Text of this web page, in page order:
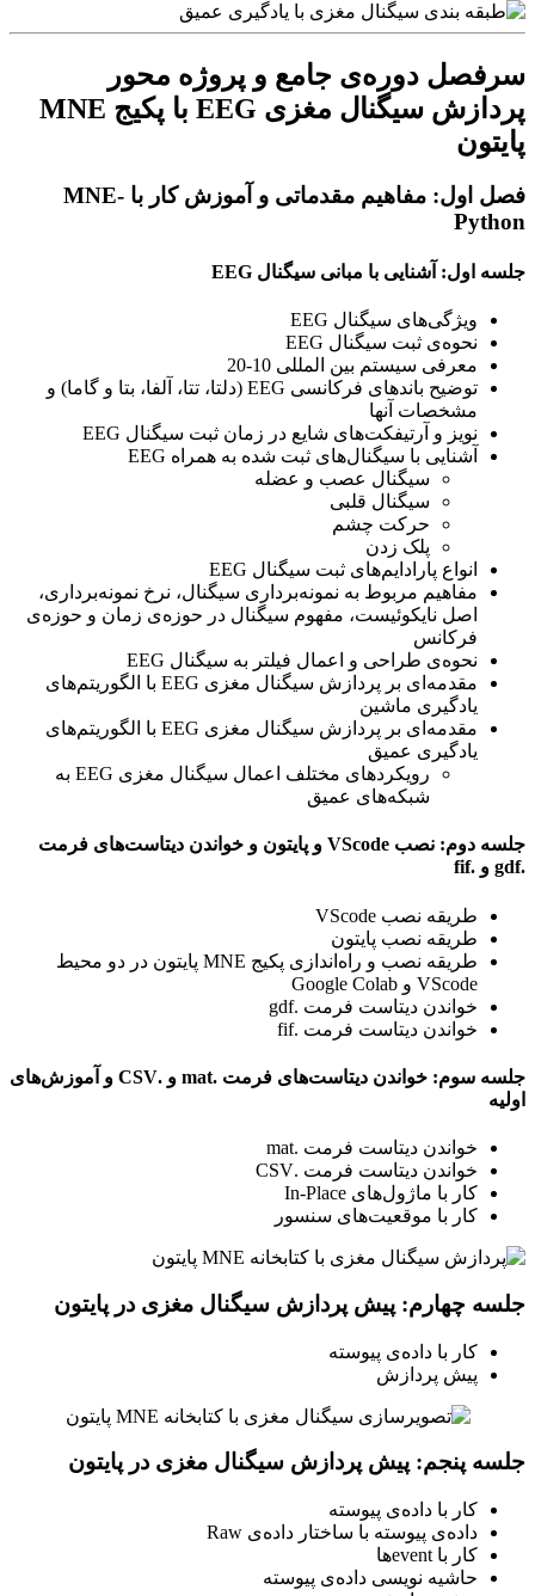
سرفصل دوره‌ی جامع و پروژه محور
پردازش سیگنال مغزی EEG با پکیج MNE
پایتون
فصل اول: مفاهیم مقدماتی و آموزش کار با MNE-
Python
جلسه اول: آشنایی با مبانی سیگنال EEG
ویژگی‌های سیگنال EEG
نحوه‌ی ثبت سیگنال EEG
معرفی سیستم بین المللی 10-20
توضیح باندهای فرکانسی EEG (دلتا، تتا، آلفا، بتا و گاما) و
مشخصات آنها
نویز و آرتیفکت‌های شایع در زمان ثبت سیگنال EEG
آشنایی با سیگنال‌های ثبت شده به همراه EEG
سیگنال عصب و عضله
سیگنال قلبی
حرکت چشم
پلک زدن
انواع پارادایم‌های ثبت سیگنال EEG
مفاهیم مربوط به نمونه‌برداری سیگنال، نرخ نمونه‌برداری،
اصل نایکوئیست، مفهوم سیگنال در حوزه‌ی زمان و حوزه‌ی
فرکانس
نحوه‌ی طراحی و اعمال فیلتر به سیگنال EEG
مقدمه‌ای بر پردازش سیگنال مغزی EEG با الگوریتم‌های
یادگیری ماشین
مقدمه‌ای بر پردازش سیگنال مغزی EEG با الگوریتم‌های
یادگیری عمیق
رویکردهای مختلف اعمال سیگنال مغزی EEG به
شبکه‌های عمیق
جلسه دوم: نصب VScode و پایتون و خواندن دیتاست‌های فرمت
.gdf و .fif
طریقه نصب VScode
طریقه نصب پایتون
طریقه نصب و راه‌اندازی پکیج MNE پایتون در دو محیط
VScode و Google Colab
خواندن دیتاست فرمت .gdf
خواندن دیتاست فرمت .fif
جلسه سوم: خواندن دیتاست‌های فرمت .mat و .CSV و آموزش‌های
اولیه
خواندن دیتاست فرمت .mat
خواندن دیتاست فرمت .CSV
کار با ماژول‌های In-Place
کار با موقعیت‌های سنسور
جلسه چهارم: پیش پردازش سیگنال مغزی در پایتون
کار با داده‌ی پیوسته
پیش پردازش
جلسه پنجم: پیش پردازش سیگنال مغزی در پایتون
کار با داده‌ی پیوسته
داده‌ی پیوسته با ساختار داده‌ی Raw
کار با eventها
حاشیه نویسی داده‌ی پیوسته